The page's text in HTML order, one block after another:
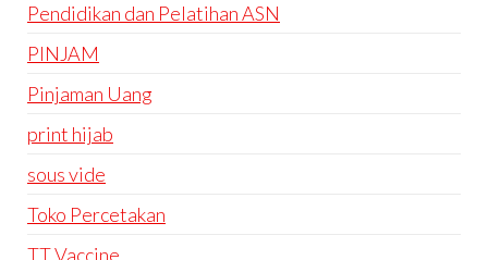
Pendidikan dan Pelatihan ASN
PINJAM
Pinjaman Uang
print hijab
sous vide
Toko Percetakan
TT Vaccine